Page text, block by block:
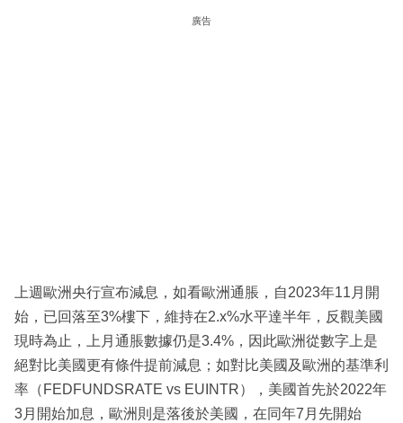
區
廣告
上週歐洲央行宣布減息，如看歐洲通脹，自2023年11月開
始，已回落至3%樓下，維持在2.x%水平達半年，反觀美國
現時為止，上月通脹數據仍是3.4%，因此歐洲從數字上是
絕對比美國更有條件提前減息；如對比美國及歐洲的基準利
率（FEDFUNDSRATE vs EUINTR），美國首先於2022年
3月開始加息，歐洲則是落後於美國，在同年7月先開始